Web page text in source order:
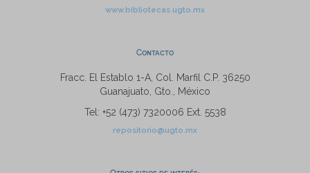
www.bibliotecas.ugto.mx
Contacto
Fracc. El Establo 1-A, Col. Marfil C.P. 36250
Guanajuato, Gto., México
Tel: +52 (473) 7320006 Ext. 5538
repositorio@ugto.mx